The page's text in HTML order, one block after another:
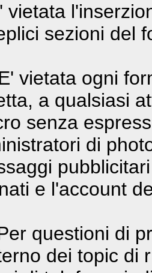
vietata
sezioni del
vietata ogni
a qualsiasi
senza
di
e l'account
questioni di
dei topic di